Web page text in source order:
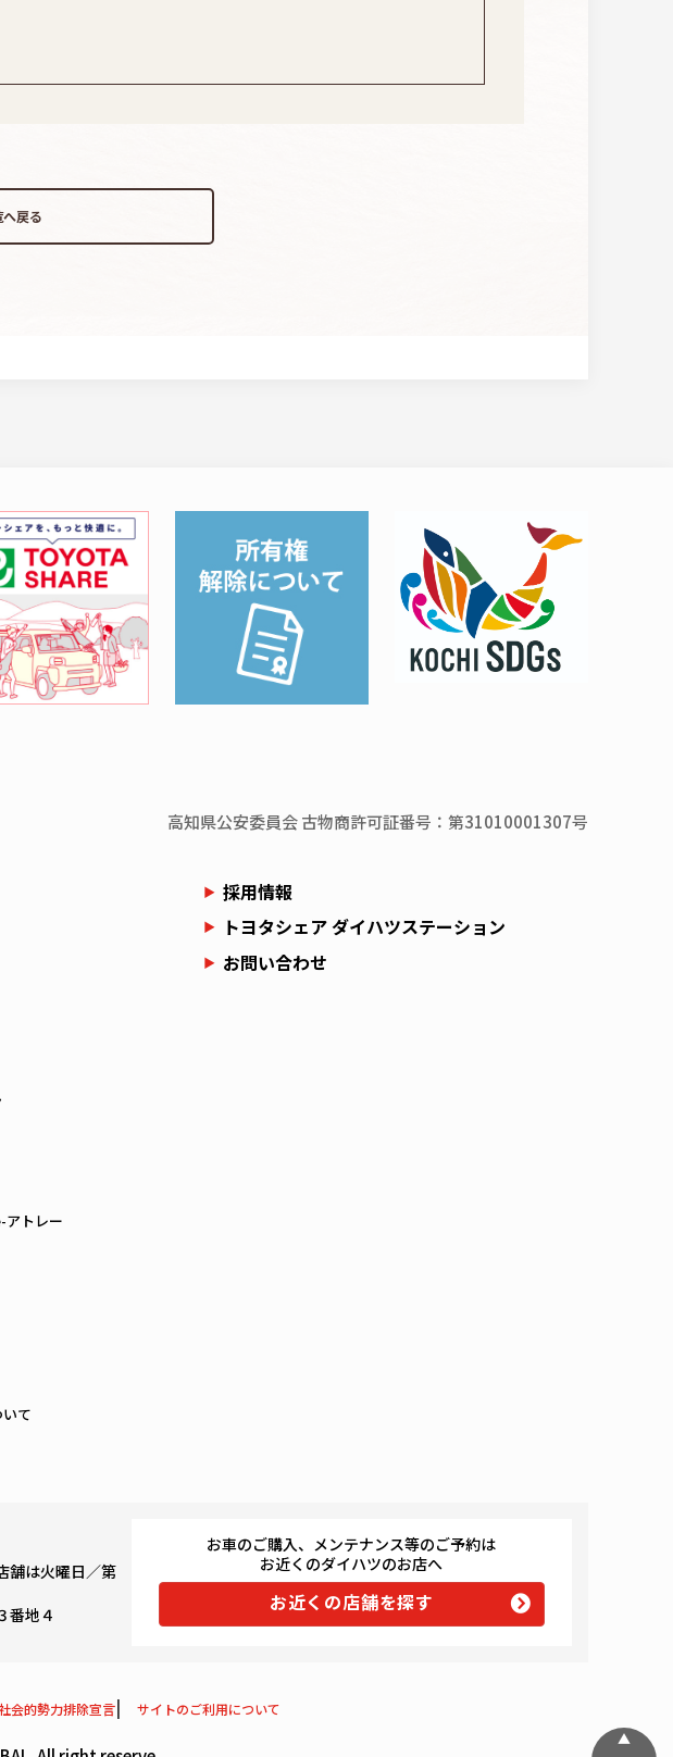
戻る
高知県公安委員会古物商許可証番号：第31010001307号
アトレー
て
採用情報
トヨタシェア ダイハツステーション
お問い合わせ
舗は火曜日／第
番地４
お車のご購入、メンテナンス等のご予約は
お近くのダイハツのお店へ
お近くの店舗を探す
会的勢力排除宣言| サイトのご利用について